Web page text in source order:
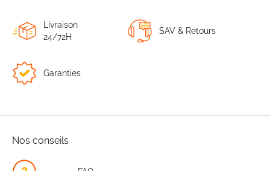
Livraison
24/72H
SAV & Retours
Garanties
Nos conseils